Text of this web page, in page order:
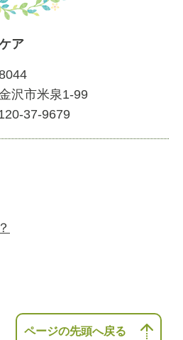
ア
沢市米泉1-99
37-9679
ページの先頭へ戻る